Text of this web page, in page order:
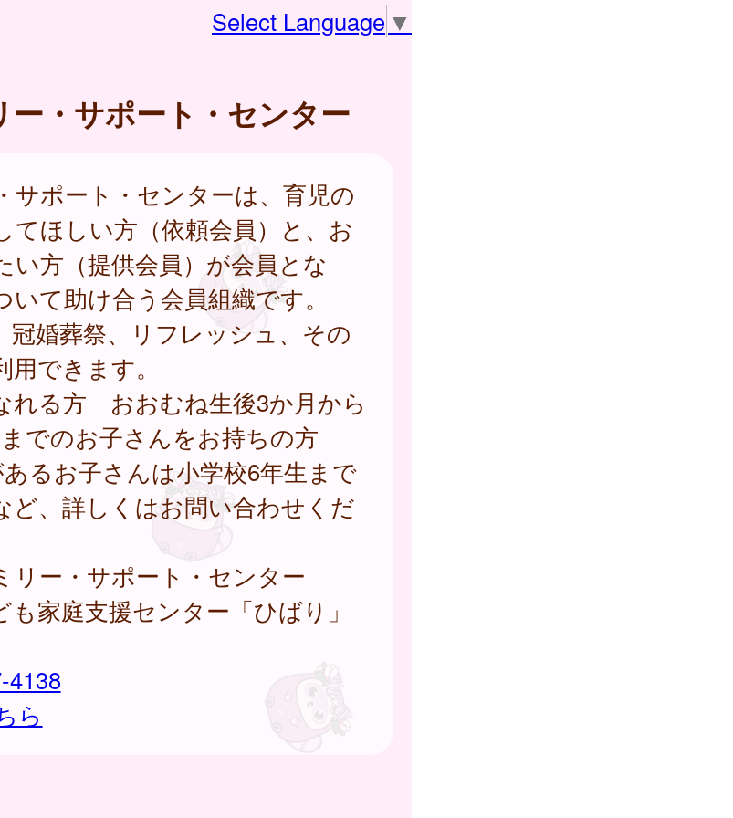
Select Language ▼
ー・サポート・センター
サポート・センターは、育児の
てほしい方（依頼会員）と、お
い方（提供会員）が会員とな
いて助け合う会員組織です。
冠婚葬祭、リフレッシュ、その
できます。
れる方 おおむね生後3か月から
でのお子さんをお持ちの方
るお子さんは小学校6年生まで
ど、詳しくはお問い合わせくだ
リー・サポート・センター
も家庭支援センター「ひばり」
4138
ら